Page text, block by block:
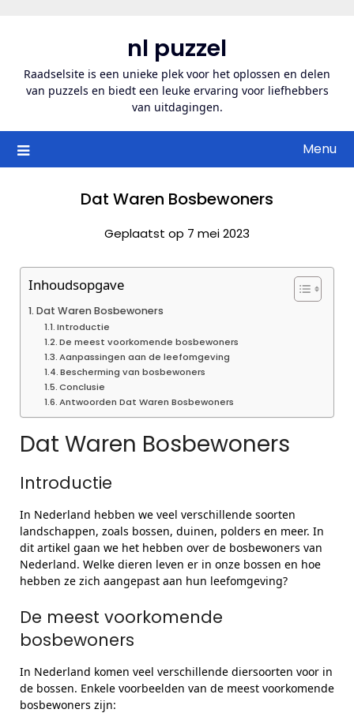
inhoud
nl puzzel
Raadselsite is een unieke plek voor het oplossen en delen
van puzzels en biedt een leuke ervaring voor liefhebbers
van uitdagingen.
Menu
Dat Waren Bosbewoners
Geplaatst op 7 mei 2023
Inhoudsopgave
Dat Waren Bosbewoners
Introductie
De meest voorkomende bosbewoners
Aanpassingen aan de leefomgeving
Bescherming van bosbewoners
Conclusie
Antwoorden Dat Waren Bosbewoners
Dat Waren Bosbewoners
Introductie
In Nederland hebben we veel verschillende soorten
landschappen, zoals bossen, duinen, polders en meer. In
dit artikel gaan we het hebben over de bosbewoners van
Nederland. Welke dieren leven er in onze bossen en hoe
hebben ze zich aangepast aan hun leefomgeving?
De meest voorkomende
bosbewoners
In Nederland komen veel verschillende diersoorten voor in
de bossen. Enkele voorbeelden van de meest voorkomende
bosbewoners zijn: